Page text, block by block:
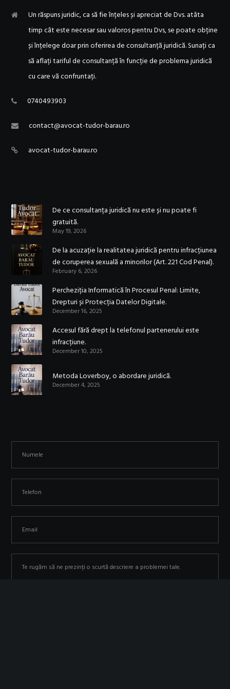
Un răspuns juridic, ca să fie înțeles și apreciat de Dvs. atâta
timp cât este necesar sau valoros pentru Dvs, se poate obține
și înțelege doar prin oferirea de consultanță juridică. Sunați ca
să aflați tariful de consultanță în funcție de problema juridică
cu care vă confruntați.
0740493903
contact@avocat-tudor-barau.ro
avocat-tudor-barau.ro
De ce consultanța juridică nu este și nu poate fi
gratuită.
May 19, 2026
De la acuzație la realitatea juridică pentru infracțiunea
de coruperea sexuală a minorilor (Art. 221 Cod Penal).
February 6, 2026
Percheziția Informatică în Procesul Penal: Limite,
Drepturi și Protecția Datelor Digitale.
December 16, 2025
Accesul fără drept la telefonul partenerului este
infracțiune.
December 10, 2025
Metoda Loverboy, o abordare juridică.
December 4, 2025